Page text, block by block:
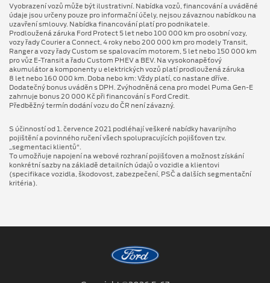
Vyobrazení vozů může být ilustrativní. Nabídka vozů, financování a uváděné
údaje jsou určeny pouze pro informační účely, nejsou závaznou nabídkou na
uzavření smlouvy. Nabídka financování platí pro podnikatele.
Prodloužená záruka Ford Protect 5 let nebo 100 000 km pro osobní vozy,
vozy řady Courier a Connect, 4 roky nebo 200 000 km pro modely Transit,
Ranger a vozy řady Custom se spalovacím motorem, 5 let nebo 150 000 km
pro vůz E-Transit a řadu Custom PHEV a BEV. Na vysokonapěťový
akumulátor a komponenty u elektrických vozů platí prodloužená záruka
8 let nebo 160 000 km. Doba nebo km: Vždy platí, co nastane dříve.
Dodatečný bonus uváděn s DPH. Zvýhodněná cena pro model Puma Gen⁠-⁠E
zahrnuje bonus 20 000 Kč při financování s Ford Credit.
Předběžný termín dodání vozu do ČR není závazný.
S účinností od 1. července 2021 podléhají veškeré nabídky havarijního
pojištění a povinného ručení všech spolupracujících pojišťoven tzv.
„segmentaci klientů“.
To umožňuje napojení na webové rozhraní pojišťoven a možnost získání
konkrétní sazby na základě detailních údajů o vozidle a klientovi
(specifikace vozidla, škodovost, zabezpečení, PSČ a dalších segmentační
kritéria).